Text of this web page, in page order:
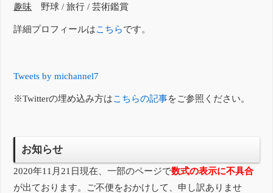
趣味 野球 / 旅行 / 芸術鑑賞
詳細プロフィールはこちらです。
Tweets by michannel7
※Twitterの埋め込み方はこちらの記事をご参照ください。
お知らせ
2020年11月21日現在、一部のページで数式の表示に不具合
が出ております。ご不便をおかけして、申し訳ありませ